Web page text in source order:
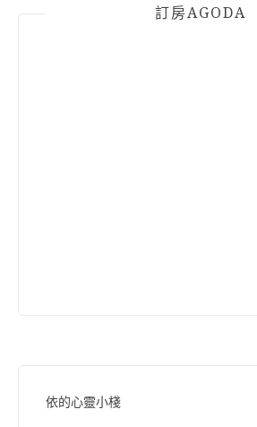
訂房AGODA
依的心靈小棧